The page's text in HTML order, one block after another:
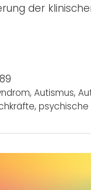
der
, Autismus,
,